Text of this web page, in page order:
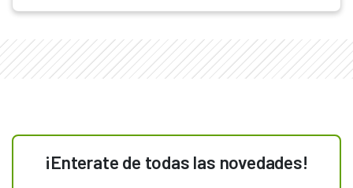
¡Enterate de todas las novedades!